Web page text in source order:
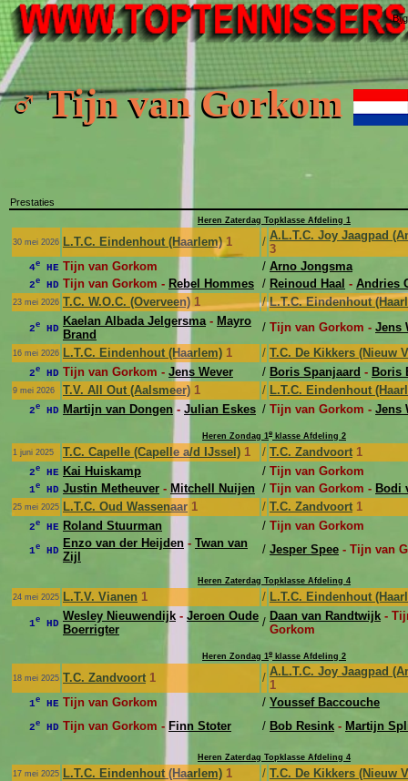
♂ Tijn van Gorkom
Prestaties
Heren Zaterdag Topklasse Afdeling 1
30 mei 2026 L.T.C. Eindenhout (Haarlem)1 / A.L.T.C. Joy Jaagpad
3
4e HE Tijn van Gorkom / Arno Jongsma
2e HD Tijn van Gorkom - Rebel Hommes / Reinoud Haal - Andries
23 mei 2026 T.C. W.O.C. (Overveen) 1 / L.T.C. Eindenhout
2e HD
Kaelan Albada Jelgersma- Mayro
Brand
/ Tijn van Gorkom - Jens
16 mei 2026 L.T.C. Eindenhout (Haarlem) 1 / T.C. De Kikkers (Nieuw
2e HD Tijn van Gorkom - Jens Wever / Boris Spanjaard - Boris
9 mei 2026 T.V. All Out (Aalsmeer) 1 / L.T.C. Eindenhout
2e HD Martijn van Dongen - Julian Eskes / Tijn van Gorkom - Jens
Heren Zondag 1e klasse Afdeling 2
1 juni 2025
T.C. Capelle (Capelle a/d IJssel) 1 / T.C. Zandvoort 1
2e HE Kai Huiskamp / Tijn van Gorkom
1e HD Justin Metheuver - Mitchell Nuijen / Tijn van Gorkom - Bodi
25 mei 2025 L.T.C. Oud Wassenaar 1 / T.C. Zandvoort 1
2e HE Roland Stuurman / Tijn van Gorkom
1e HD
Enzo van der Heijden - Twan van
Zijl
/ Jesper Spee - Tijn van
Heren Zaterdag Topklasse Afdeling 4
24 mei 2025 L.T.V. Vianen 1 / L.T.C. Eindenhout
1e HD
Wesley Nieuwendijk - Jeroen Oude
Boerrigter
/ Daan van Randtwijk -
Gorkom
Heren Zondag 1e klasse Afdeling 2
18 mei 2025 T.C. Zandvoort 1 / A.L.T.C. Joy Jaagpad
1
1e HE Tijn van Gorkom / Youssef Baccouche
2e HD Tijn van Gorkom - Finn Stoter / Bob Resink - Martijn
Heren Zaterdag Topklasse Afdeling 4
17 mei 2025 L.T.C. Eindenhout (Haarlem) 1 / T.C. De Kikkers (Nieuw